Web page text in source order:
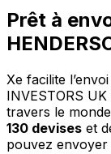
Prêt à
Xe facilite
INVESTORS
travers le
130 devises et
pouvez envoyer